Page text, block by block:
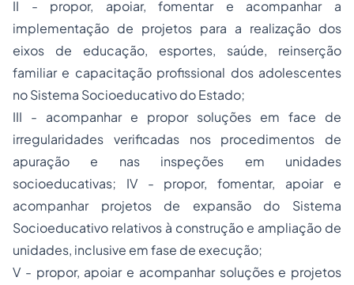
II - propor, apoiar, fomentar e acompanhar a
implementação de projetos para a realização dos
eixos de educação, esportes, saúde, reinserção
familiar e capacitação profissional dos adolescentes
no Sistema Socioeducativo do Estado;
III - acompanhar e propor soluções em face de
irregularidades verificadas nos procedimentos de
apuração e nas inspeções em unidades
socioeducativas; IV - propor, fomentar, apoiar e
acompanhar projetos de expansão do Sistema
Socioeducativo relativos à construção e ampliação de
unidades, inclusive em fase de execução;
V - propor, apoiar e acompanhar soluções e projetos